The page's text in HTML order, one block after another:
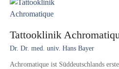
Tattooklinik
Dr. Dr. med. univ. Hans Bayer
Achromatique ist Süd­deutsch­lands